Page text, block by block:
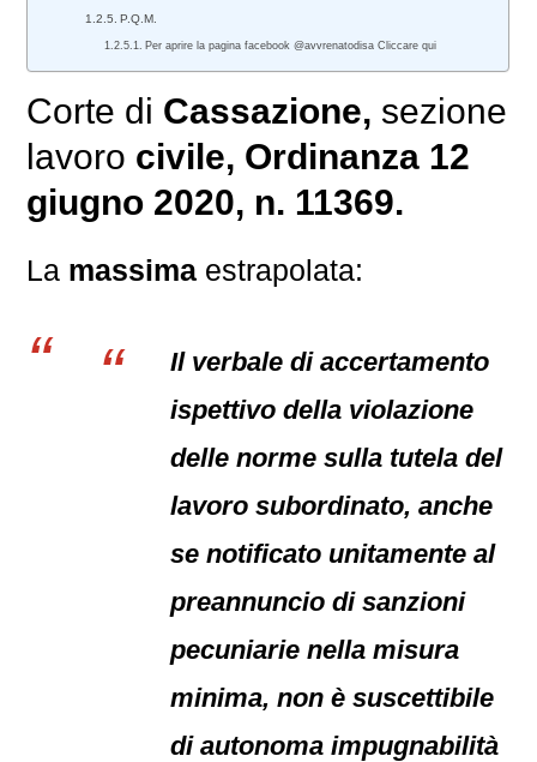
P.Q.M.
Per aprire la pagina facebook @avvrenatodisa Cliccare qui
Corte di Cassazione, sezione
lavoro civile, Ordinanza 12
giugno 2020, n. 11369.
La massima estrapolata:
Il verbale di accertamento
ispettivo della violazione
delle norme sulla tutela del
lavoro subordinato, anche
se notificato unitamente al
preannuncio di sanzioni
pecuniarie nella misura
minima, non è suscettibile
di autonoma impugnabilità